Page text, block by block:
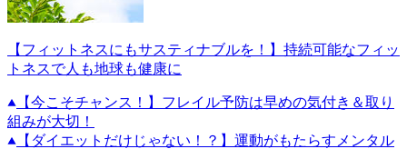
【フィットネスにもサスティナブルを！】持続可能なフィッ
トネスで人も地球も健康に
【今こそチャンス！】フレイル予防は早めの気付き＆取り
組みが大切！
【ダイエットだけじゃない！？】運動がもたらすメンタル